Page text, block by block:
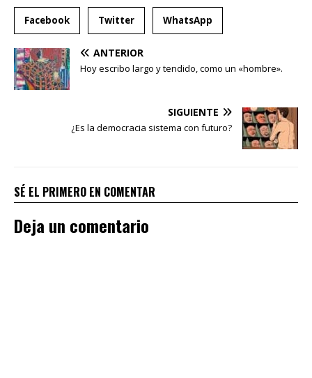
Facebook Twitter WhatsApp
ANTERIOR
Hoy escribo largo y tendido, como un «hombre».
SIGUIENTE
¿Es la democracia sistema con futuro?
SÉ EL PRIMERO EN COMENTAR
Deja un comentario